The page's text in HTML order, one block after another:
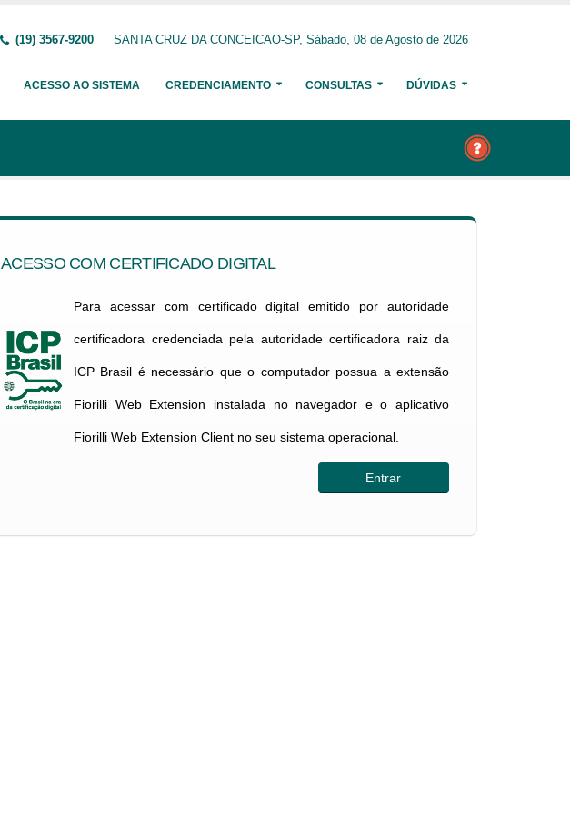
(19) 3567-9200 SANTA CRUZ DA CONCEICAO-SP, Sábado, 08 de Agosto de 2026
ACESSO AO SISTEMA CREDENCIAMENTO CONSULTAS DÚVIDAS
ACESSO COM CERTIFICADO DIGITAL
Para acessar com certificado digital emitido por autoridade
certificadora credenciada pela autoridade certificadora raiz da
ICP Brasil é necessário que o computador possua a extensão
Fiorilli Web Extension instalada no navegador e o aplicativo
Fiorilli Web Extension Client no seu sistema operacional.